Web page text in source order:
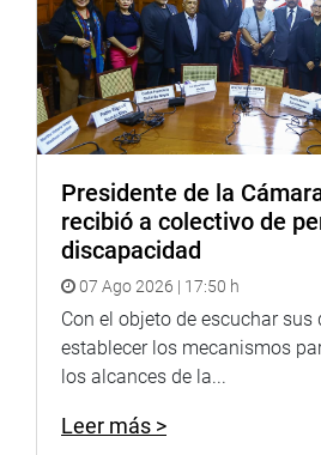
Presidente de la
recibió a colectivo de
discapacidad
07 Ago 2026 | 17:50 h
Con el objeto de escuchar sus
establecer los mecanismos
los alcances de la...
Leer más >